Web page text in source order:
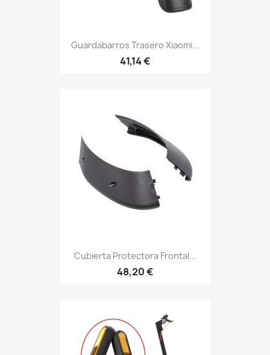
Guardabarros Trasero Xiaomi...
41,14 €
Cubierta Protectora Frontal...
48,20 €